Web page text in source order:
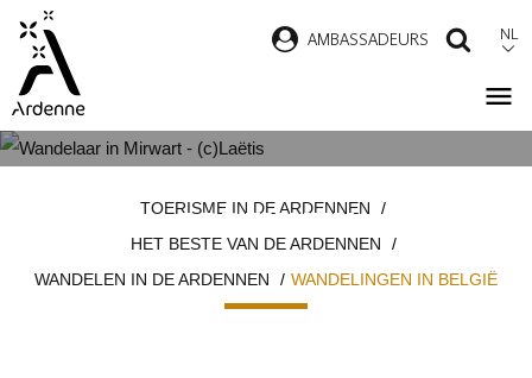
Overslaan
naar
inhoud
AMBASSADEURS NL
ARDENNEN
TOERISME IN DE ARDENNEN
HET BESTE VAN DE ARDENNEN
WANDELEN IN DE ARDENNEN
WANDELINGEN IN BELGIË